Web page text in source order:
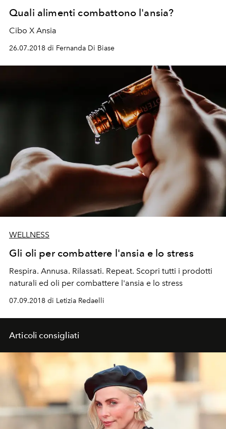
Quali alimenti combattono l'ansia?
Cibo X Ansia
26.07.2018 di Fernanda Di Biase
WELLNESS
Gli oli per combattere l'ansia e lo stress
Respira. Annusa. Rilassati. Repeat. Scopri tutti i prodotti
naturali ed oli per combattere l'ansia e lo stress
07.09.2018 di Letizia Redaelli
Articoli consigliati